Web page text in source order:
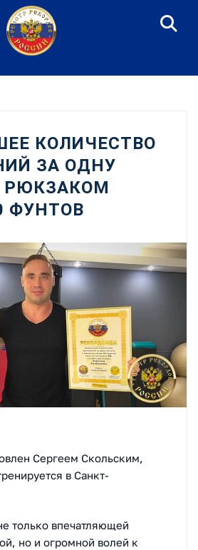
КОЛИЧЕСТВО
ЗА ОДНУ
РЮКЗАКОМ
ФУНТОВ
Сергеем Скольским,
в Санкт-
только впечатляющей
но и огромной волей к